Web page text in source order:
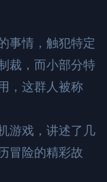
事情，触犯特定
裁，而小部分特
，这群人被称
游戏，讲述了几
冒险的精彩故